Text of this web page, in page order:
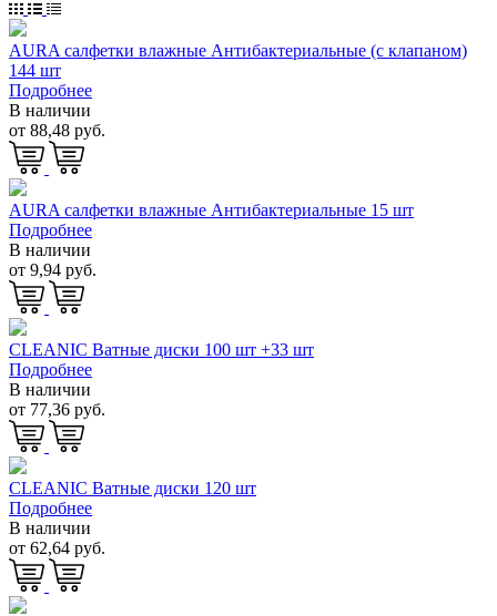
AURA салфетки влажные Антибактериальные (с клапаном)
144 шт
Подробнее
В наличии
от 88,48 руб.
AURA салфетки влажные Антибактериальные 15 шт
Подробнее
В наличии
от 9,94 руб.
CLEANIC Ватные диски 100 шт +33 шт
Подробнее
В наличии
от 77,36 руб.
CLEANIC Ватные диски 120 шт
Подробнее
В наличии
от 62,64 руб.